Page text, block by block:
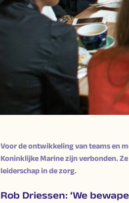
Voor de ontwikkeling van teams en
Koninklijke Marine zijn verbonden.
leiderschap in de zorg.
Rob Driessen: ‘We